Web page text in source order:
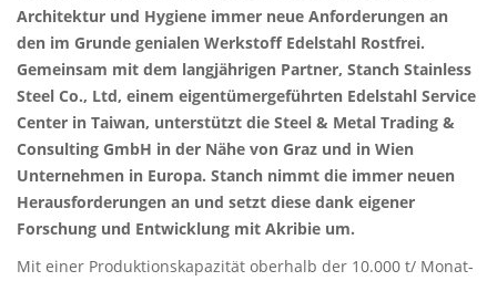
Architektur und Hygiene immer neue Anforderungen an
den im Grunde genialen Werkstoff Edelstahl Rostfrei.
Gemeinsam mit dem langjährigen Partner, Stanch Stainless
Steel Co., Ltd, einem eigentümergeführten Edelstahl Service
Center in Taiwan, unterstützt die Steel & Metal Trading &
Consulting GmbH in der Nähe von Graz und in Wien
Unternehmen in Europa. Stanch nimmt die immer neuen
Herausforderungen an und setzt diese dank eigener
Forschung und Entwicklung mit Akribie um.
Mit einer Produktionskapazität oberhalb der 10.000 t/ Monat-